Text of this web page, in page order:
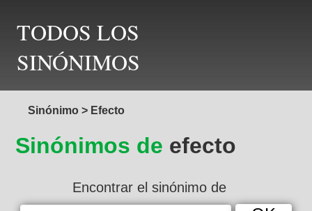
TODOS LOS
SINÓNIMOS
Sinónimo > Efecto
Sinónimos de efecto
Encontrar el sinónimo de